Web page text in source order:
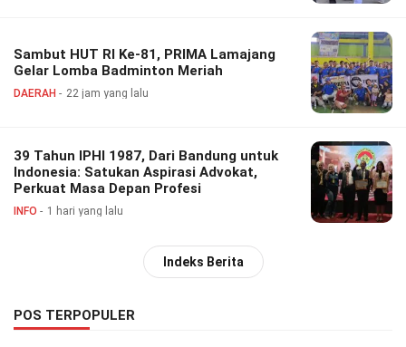
Sambut HUT RI Ke-81, PRIMA Lamajang
Gelar Lomba Badminton Meriah
DAERAH 22 jam yang lalu
39 Tahun IPHI 1987, Dari Bandung untuk
Indonesia: Satukan Aspirasi Advokat,
Perkuat Masa Depan Profesi
INFO 1 hari yang lalu
Indeks Berita
POS TERPOPULER